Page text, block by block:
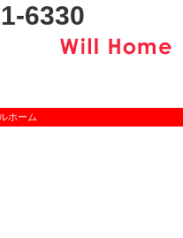
6330
ホーム